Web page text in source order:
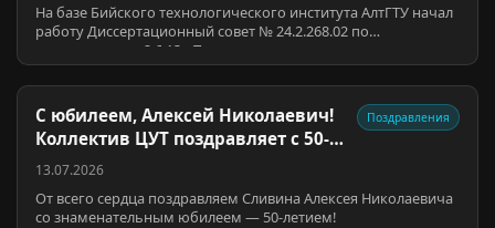
На базе Бийского технологического института АлтГТУ начал
работу Диссертационный совет № 24.2.268.02 по
специальности 2.6.13 «Процессы и аппараты химических
технологий». Председате…
С юбилеем, Алексей Николаевич!
Коллектив ЦУТ поздравляет с 50-
летием!
Поздравления
13.07.2026
От всего сердца поздравляем Сливина Алексея Николаевича
со знаменательным юбилеем — 50-летием!